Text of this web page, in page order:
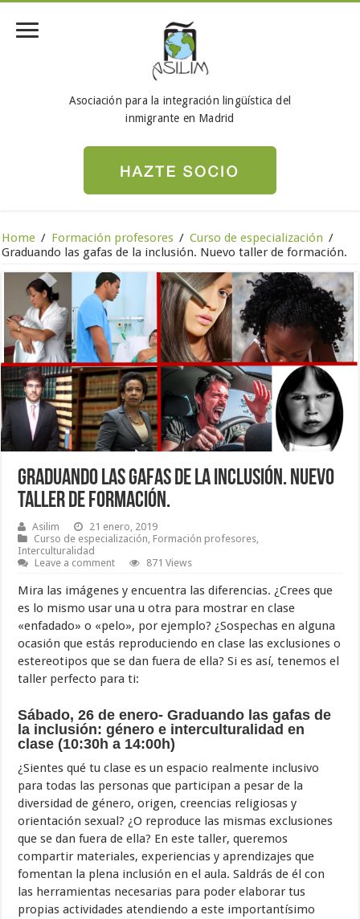
Asociación para la integración lingüística del
inmigrante en Madrid
Home / Formación profesores / Curso de especialización /
Graduando las gafas de la inclusión. Nuevo taller de formación.
Graduando las gafas de la inclusión. Nuevo
taller de formación.
Asilim
21 enero, 2019
Curso de especialización, Formación profesores,
Interculturalidad
Leave a comment
871 Views
Mira las imágenes y encuentra las diferencias. ¿Crees que
es lo mismo usar una u otra para mostrar en clase
«enfadado» o «pelo», por ejemplo? ¿Sospechas en alguna
ocasión que estás reproduciendo en clase las exclusiones o
estereotipos que se dan fuera de ella? Si es así, tenemos el
taller perfecto para ti:
Sábado, 26 de enero-Graduando las gafas de
la inclusión: género e interculturalidad en
clase (10:30h a 14:00h)
¿Sientes qué tu clase es un espacio realmente inclusivo
para todas las personas que participan a pesar de la
diversidad de género, origen, creencias religiosas y
orientación sexual? ¿O reproduce las mismas exclusiones
que se dan fuera de ella? En este taller, queremos
compartir materiales, experiencias y aprendizajes que
fomentan la plena inclusión en el aula. Saldrás de él con
las herramientas necesarias para poder elaborar tus
propias actividades atendiendo a este importantísimo